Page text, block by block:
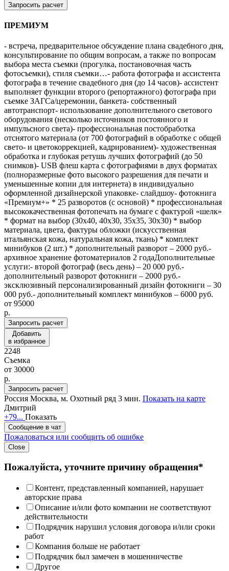
Запросить расчет
ПРЕМИУМ
- встреча, предварительное обсуждение плана свадебного дня,
консультирование по общим вопросам, а также по вопросам
выбора места съемки (прогулка, постановочная часть
фотосъемки), стиля съемки…- работа фотографа и ассистента
фотографа в течение свадебного дня (до 14 часов)- ассистент
выполняет функции второго (репортажного) фотографа при
съемке ЗАГСа/церемонии, банкета- собственный
автотранспорт- использование дополнительного светового
оборудования (несколько источников постоянного и
импульсного света)- профессиональная постобработка
отснятого материала (от 700 фотографий в обработке с общей
свето- и цветокоррекцией, кадрированием)- художественная
обработка и глубокая ретушь лучших фотографий (до 50
снимков)- USB флеш карта с фотографиями в двух форматах
(полноразмерные фото высокого разрешения для печати и
уменьшенные копии для интернета) в индивидуально
оформленной дизайнерской упаковке- слайдшоу- фотокнига
«Премиум+» * 25 разворотов (с основой) * профессиональная
высококачественная фотопечать на бумаге с фактурой «шелк»
* формат на выбор (30х40, 40х30, 35х35, 30х30) * выбор
материала, цвета, фактуры обложки (искусственная
итальянская кожа, натуральная кожа, ткань) * комплект
минибуков (2 шт.) * дополнительный разворот – 2000 руб.-
архивное хранение фотоматериалов 2 годаДополнительные
услуги:- второй фотограф (весь день) – 20 000 руб.-
дополнительный разворот фотокниги – 2000 руб.-
эксклюзивный персонализированный дизайн фотокниги – 30
000 руб.- дополнительный комплект минибуков – 6000 руб.
от 95000
p.
Запросить расчет
Добавить
в избранное
2248
Съемка
от 30000
p.
Запросить расчет
Россия Москва, м. Охотный ряд 3 мин. Показать на карте
Дмитрий
+79... Показать
Сообщение в чат
Пожаловаться или сообщить об ошибке
Close
Пожалуйста, уточните причину обращения*
Контент, представленный компанией, нарушает
авторские права
Описание и/или фото компании не соответствуют
действительности
Подрядчик нарушил условия договора и/или сроки
работ
Компания больше не работает
Подрядчик был замечен в мошенничестве
Другое